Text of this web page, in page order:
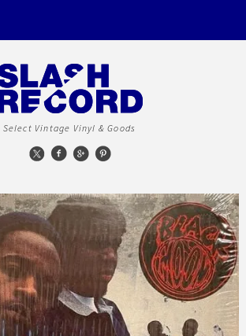
Select Vintage Vinyl & Goods